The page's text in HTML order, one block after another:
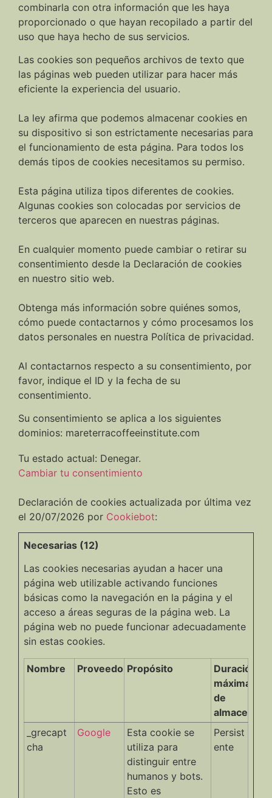
combinarla con otra información que les haya
proporcionado o que hayan recopilado a partir del
uso que haya hecho de sus servicios.
Las cookies son pequeños archivos de texto que
las páginas web pueden utilizar para hacer más
eficiente la experiencia del usuario.
La ley afirma que podemos almacenar cookies en
su dispositivo si son estrictamente necesarias para
el funcionamiento de esta página. Para todos los
demás tipos de cookies necesitamos su permiso.
Esta página utiliza tipos diferentes de cookies.
Algunas cookies son colocadas por servicios de
terceros que aparecen en nuestras páginas.
En cualquier momento puede cambiar o retirar su
consentimiento desde la Declaración de cookies
en nuestro sitio web.
Obtenga más información sobre quiénes somos,
cómo puede contactarnos y cómo procesamos los
datos personales en nuestra Política de privacidad.
Al contactarnos respecto a su consentimiento, por
favor, indique el ID y la fecha de su
consentimiento.
Su consentimiento se aplica a los siguientes
dominios: mareterracoffeeinstitute.com
Tu estado actual: Denegar.
Cambiar tu consentimiento
Declaración de cookies actualizada por última vez
el 20/07/2026 por Cookiebot:
Necesarias (12)
Las cookies necesarias ayudan a hacer una
página web utilizable activando funciones
básicas como la navegación en la página y el
acceso a áreas seguras de la página web. La
página web no puede funcionar adecuadamente
sin estas cookies.
Nombre Proveedor Propósito
Duración
máxima
de
_grecapt
cha
Google
Esta cookie se
utiliza para
distinguir entre
humanos y bots.
Esto es
Persist
ente